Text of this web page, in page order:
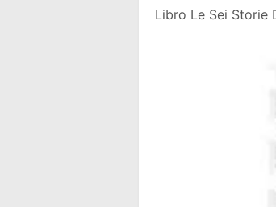
Libro Le Sei Storie